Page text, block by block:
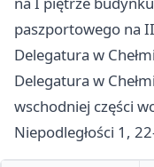
paszportowego na
Delegatura w
Delegatura w
wschodniej części
Niepodległości 1,